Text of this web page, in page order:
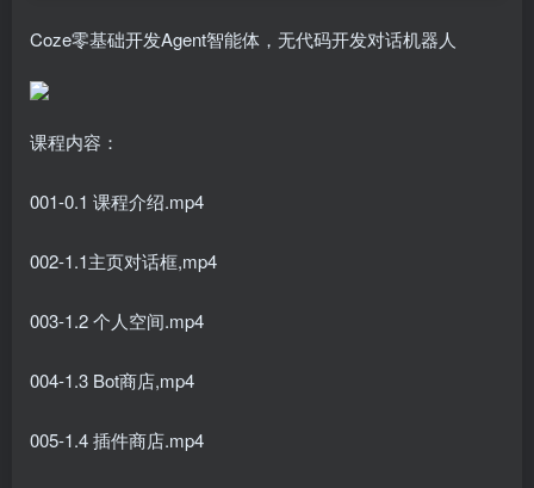
Coze零基础开发Agent智能体，无代码开发对话机器人
课程内容：
001-0.1 课程介绍.mp4
002-1.1主页对话框,mp4
003-1.2 个人空间.mp4
004-1.3 Bot商店,mp4
005-1.4 插件商店.mp4